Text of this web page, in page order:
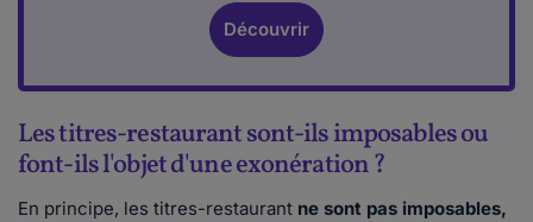
Découvrir
Les titres-restaurant sont-ils imposables ou
font-ils l'objet d'une exonération ?
En principe, les titres-restaurant ne sont pas imposables,